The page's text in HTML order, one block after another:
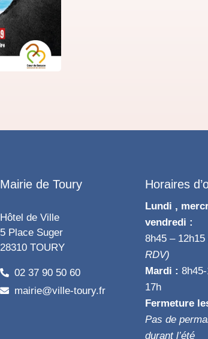
Mairie de Toury
Hôtel de Ville
5 Place Suger
28310 TOURY
02 37 90 50 60
mairie@ville-toury.fr
Horaires
Lundi ,
vendredi :
8h45 – 12h15
RDV)
Mardi :
17h
Fermeture
Pas de
durant l’été